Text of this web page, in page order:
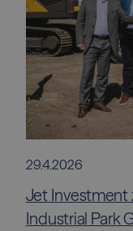
29.4.2026
Jet Investment
Industrial Park